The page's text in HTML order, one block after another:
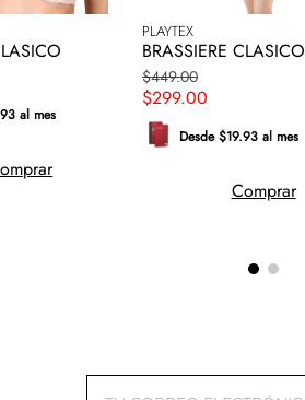
al mes
PLAYTEX
BRASSIERE CLASICO
$449.00
$299.00
Desde $19.93 al mes
Comprar